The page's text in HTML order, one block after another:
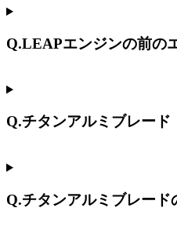
Q.LEAPエンジンの前の
Q.チタンアルミブレード
Q.チタンアルミブレード